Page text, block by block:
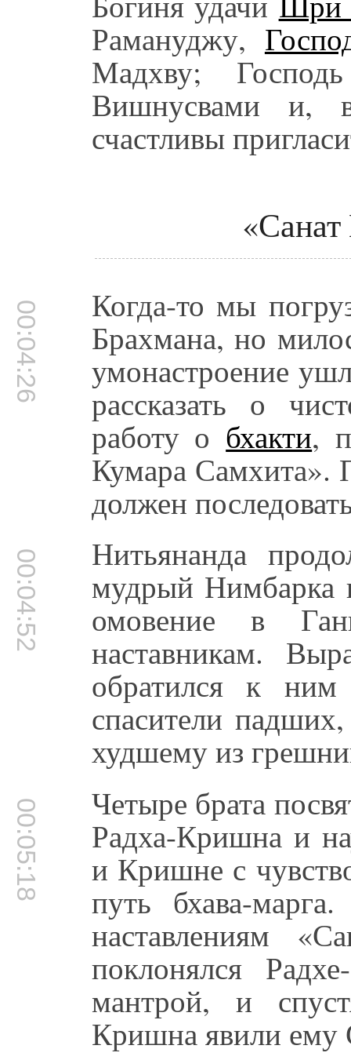
Рамануджу,
Мадхву;
Вишнусвами и,
счастливы
00:04:26 Когда-то мы
Брахмана, но
умонастроение
рассказать о
работу о бхакти,
Кумара Самхита».
должен
00:04:52 Нитьянанда
мудрый Нимбарка
омовение в
наставникам.
обратился к
спасители
худшему из
00:05:18 Четыре брата
Радха-Кришна и
и Кришне с
путь бхава-
наставлениям
поклонялся
мантрой, и
Кришна явили ему